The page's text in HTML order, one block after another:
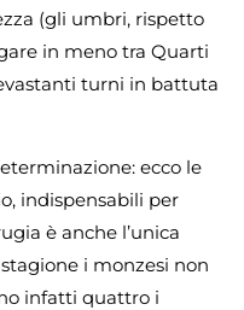
(gli umbri, rispetto
in meno tra Quarti
turni in battuta
ecco le
indispensabili per
è anche l’unica
i monzesi non
infatti quattro i